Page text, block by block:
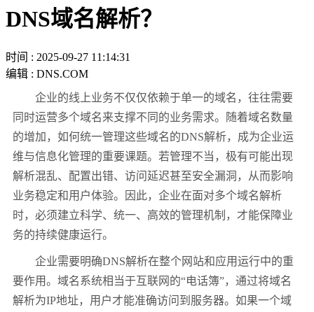
DNS域名解析？
时间 : 2025-09-27 11:14:31
编辑 : DNS.COM
企业的线上业务不仅仅依赖于单一的域名，往往需要
同时运营多个域名来支撑不同的业务需求。随着域名数量
的增加，如何统一管理这些域名的DNS解析，成为企业运
维与信息化管理的重要课题。若管理不当，极有可能出现
解析混乱、配置出错、访问延迟甚至安全漏洞，从而影响
业务稳定和用户体验。因此，企业在面对多个域名解析
时，必须建立科学、统一、高效的管理机制，才能保障业
务的持续健康运行。
企业需要明确DNS解析在整个网站和应用运行中的重
要作用。域名系统相当于互联网的“电话簿”，通过将域名
解析为IP地址，用户才能准确访问到服务器。如果一个域